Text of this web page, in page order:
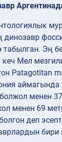
динозавр
Эң
Мел
Patagotitan
аймагында
менен
менен 69
деп
бири